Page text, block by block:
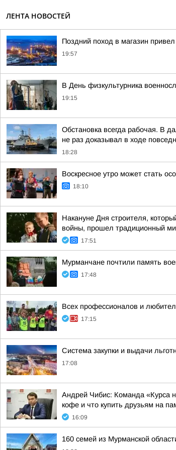
ЛЕНТА НОВОСТЕЙ
Поздний поход в магазин
19:57
В День физкультурника
19:15
Обстановка всегда рабочая. В
не раз доказывал в ходе
18:28
Воскресное утро может стать
18:10
Накануне Дня строителя,
войны, прошел традиционный
17:51
Мурманчане почтили память
17:48
Всех профессионалов и
17:15
Система закупки и выдачи
17:08
Андрей Чибис: Команда «Курса
кофе и что купить друзьям на
16:09
160 семей из Мурманской